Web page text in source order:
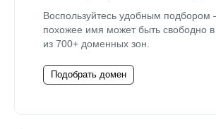
Воспользуйтесь удобным
похожее имя может быть свободно
из 700+ доменных зон.
Подобрать домен